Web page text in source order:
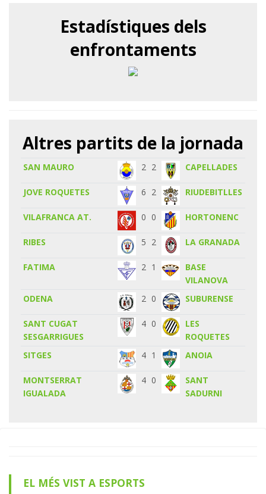
Estadístiques dels
enfrontaments
Altres partits de la jornada
SAN MAURO 2 2 CAPELLADES
JOVE ROQUETES 6 2 RIUDEBITLLES
VILAFRANCA AT. 0 0 HORTONENC
RIBES 5 2 LA GRANADA
FATIMA 2 1
BASE
VILANOVA
ODENA
2 0 SUBURENSE
SANT CUGAT
SESGARRIGUES
4 0
LES
ROQUETES
SITGES
4 1 ANOIA
MONTSERRAT
IGUALADA
4 0
SANT
SADURNI
EL MÉS VIST A ESPORTS